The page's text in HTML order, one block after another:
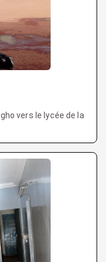
vers le lycée de la